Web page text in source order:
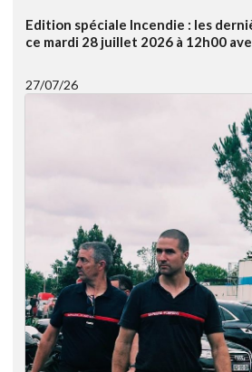
Edition spéciale Incendie : les
ce mardi 28 juillet 2026 à 12h00
27/07/26